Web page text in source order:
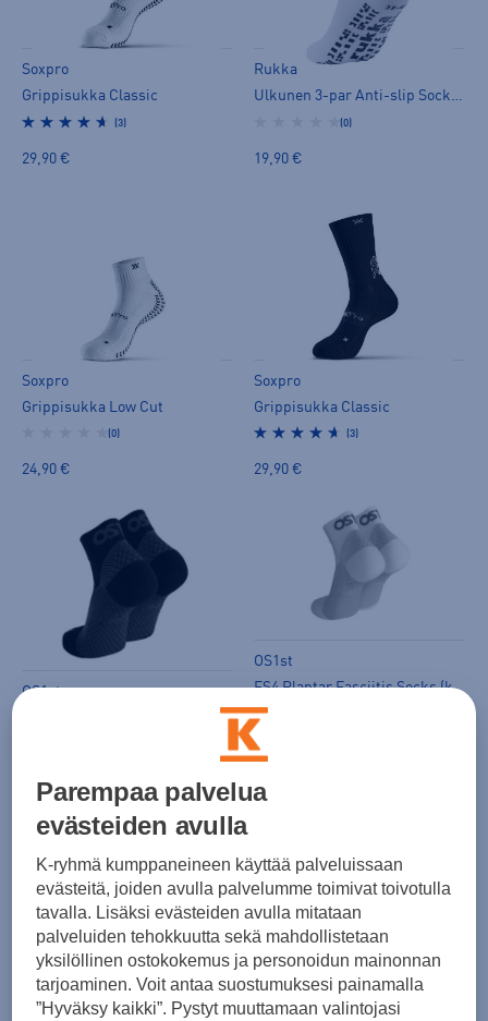
Soxpro
Grippisukka Classic
(3)
29,90 €
Rukka
Ulkunen 3-par Anti-slip Socks - nilkkasukat
(0)
19,90 €
Soxpro
Grippisukka Low Cut
(0)
24,90 €
Soxpro
Grippisukka Classic
(3)
29,90 €
OS1st
FS4 Plantar Fasciitis Socks (korkea malli) - sukka
33,90 €
OS1st
FS4 Plantar Fasciitis Socks (korkea malli) - sukka
33,90 €
Edge
adidas
Parempaa palvelua
evästeiden avulla
K-ryhmä kumppaneineen käyttää palveluissaan
evästeitä, joiden avulla palvelumme toimivat toivotulla
tavalla. Lisäksi evästeiden avulla mitataan
palveluiden tehokkuutta sekä mahdollistetaan
yksilöllinen ostokokemus ja personoidun mainonnan
tarjoaminen. Voit antaa suostumuksesi painamalla
”Hyväksy kaikki”. Pystyt muuttamaan valintojasi